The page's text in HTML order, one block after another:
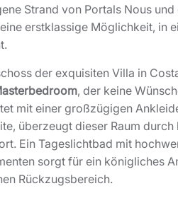
Strand von Portals Nous
erstklassige Möglichkeit, in
der exquisiten Villa in
, der keine
mit einer großzügigen
überzeugt dieser Raum
Ein Tageslichtbad mit
sorgt für ein königliches
Rückzugsbereich.